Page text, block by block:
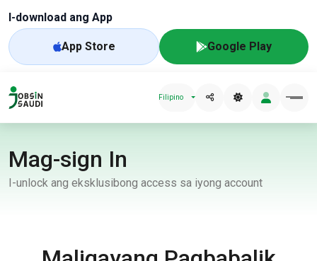
I-download ang App
App Store Google Play
Filipino
Mag-sign In
I-unlock ang eksklusibong access sa iyong account